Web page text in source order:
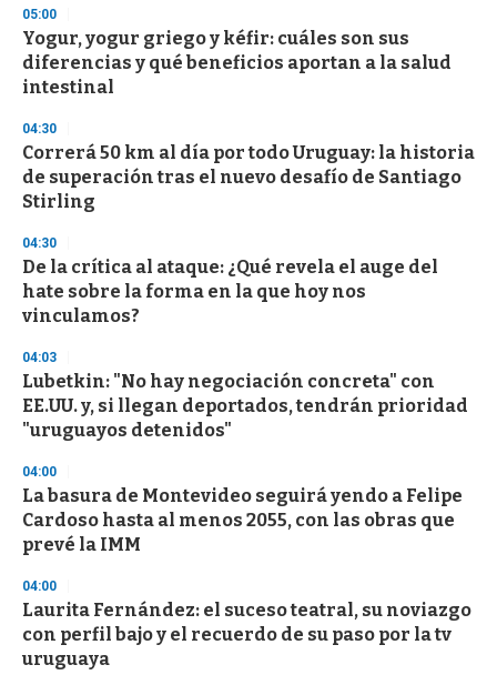
d
s
o
f
3
s
e
c
o
n
05:00
Yogur, yogur griego y kéfir: cuáles son sus
diferencias y qué beneficios aportan a la salud
intestinal
04:30
Correrá 50 km al día por todo Uruguay: la historia
de superación tras el nuevo desafío de Santiago
Stirling
04:30
De la crítica al ataque: ¿Qué revela el auge del
hate sobre la forma en la que hoy nos
vinculamos?
04:03
Lubetkin: "No hay negociación concreta" con
EE.UU. y, si llegan deportados, tendrán prioridad
"uruguayos detenidos"
04:00
La basura de Montevideo seguirá yendo a Felipe
Cardoso hasta al menos 2055, con las obras que
prevé la IMM
04:00
Laurita Fernández: el suceso teatral, su noviazgo
con perfil bajo y el recuerdo de su paso por la tv
uruguaya